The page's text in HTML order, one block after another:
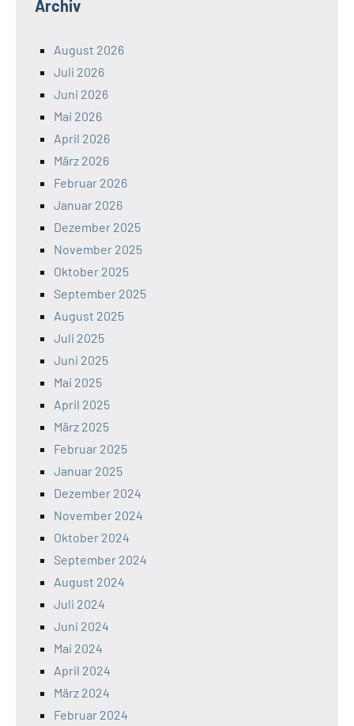
Archiv
August 2026
Juli 2026
Juni 2026
Mai 2026
April 2026
März 2026
Februar 2026
Januar 2026
Dezember 2025
November 2025
Oktober 2025
September 2025
August 2025
Juli 2025
Juni 2025
Mai 2025
April 2025
März 2025
Februar 2025
Januar 2025
Dezember 2024
November 2024
Oktober 2024
September 2024
August 2024
Juli 2024
Juni 2024
Mai 2024
April 2024
März 2024
Februar 2024